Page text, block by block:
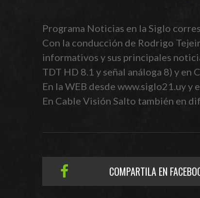
Programa Noticias en la Siglo
Con la conducción de Rodrigo
informativos y sus principales
TDT HD 8.1 y señal análoga 8) y en
En la WEB desde www.siglo21.uy y
En Cable Visión Salto también en
COMPARTILA EN